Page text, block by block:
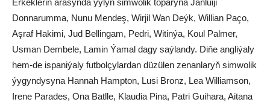
Erkekleriň arasynda ýylyň simwolik toparyna Janluiji
Donnarumma, Nunu Mendeş, Wirjil Wan Deýk, Willian Paço,
Aşraf Hakimi, Jud Bellingam, Pedri, Witinýa, Koul Palmer,
Usman Dembele, Lamin Ýamal dagy saýlandy. Diňe angliýaly
hem-de ispaniýaly futbolçylardan düzülen zenanlaryň simwolik
ýygyndysyna Hannah Hampton, Lusi Bronz, Lea Williamson,
Irene Parades, Ona Batlle, Klaudia Pina, Patri Guihara, Aitana